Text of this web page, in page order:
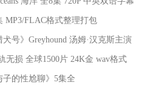
MP3/FLAC格式整理打包
号》Greyhound 汤姆·汉克斯主演
无损 全球1500片 24K金 wav格式
的性尬聊》5集全